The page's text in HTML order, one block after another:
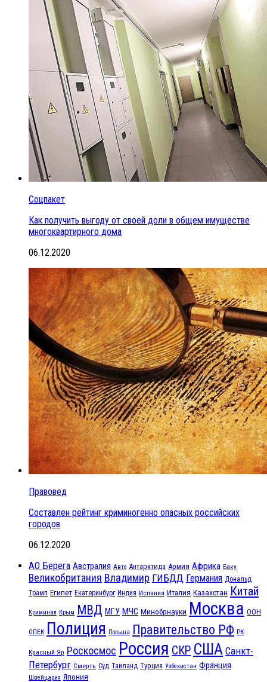
Соцпакет
Как получить выгоду от своей доли в общем имуществе
многоквартирного дома
06.12.2020
Правовед
Составлен рейтинг криминогенно опасных российских
городов
06.12.2020
АО Берега Австралия Авто Антарктида Армия Африка Баку
Великобритания Владимир ГИБДД Германия Дональд
Трамп Египет Екатеринбург Индия Испания Италия Казахстан Китай
Криминал Крым МВД МГУ МЧС Минобрнауки Москва ООН
ОПЕК Полиция Польша Правительство РФ РК
Красный Яр Роскосмос Россия СКР США Санкт-
Петербург Смерть Суд Таиланд Турция Узбекистан Франция
Швейцария Япония